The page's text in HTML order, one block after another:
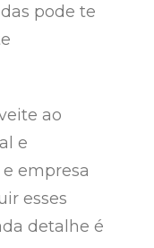
pode te
ao
e
empresa
esses
detalhe é